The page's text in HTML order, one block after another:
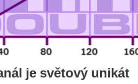
je světový unikát